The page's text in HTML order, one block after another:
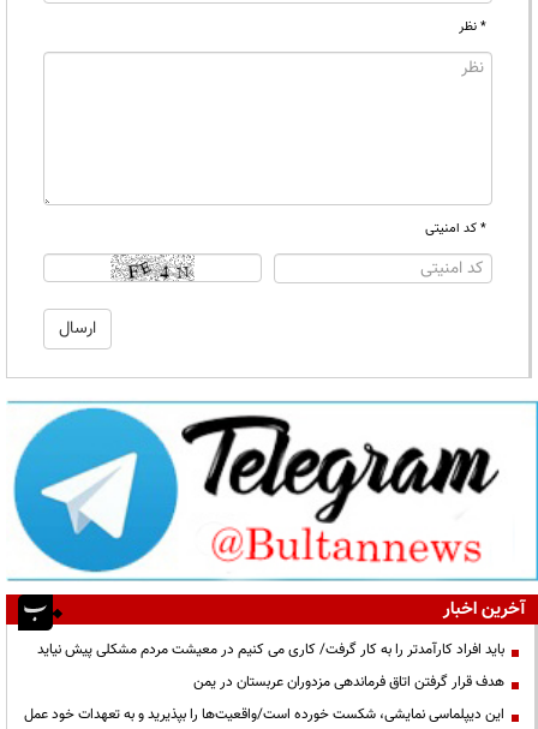
* نظر
* کد امنیتی
آخرین اخبار
باید افراد کارآمدتر را به کار گرفت/ کاری می کنیم در معیشت مردم مشکلی پیش نیاید
هدف قرار گرفتن اتاق‌ فرماندهی مزدوران عربستان در یمن
این دیپلماسی نمایشی، شکست خورده است/واقعیت‌ها را بپذیرید و به تعهدات خود عمل